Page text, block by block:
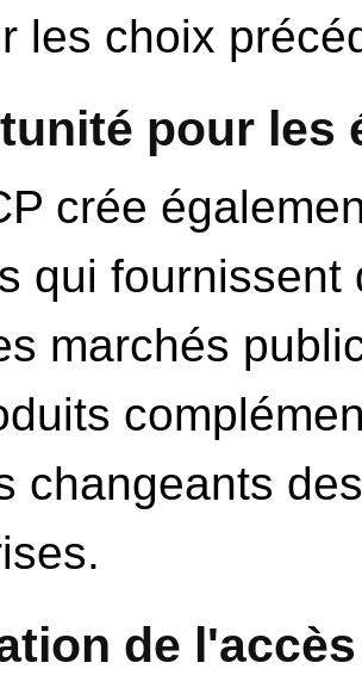
les choix
pour les
crée
qui
marchés
changeants
de